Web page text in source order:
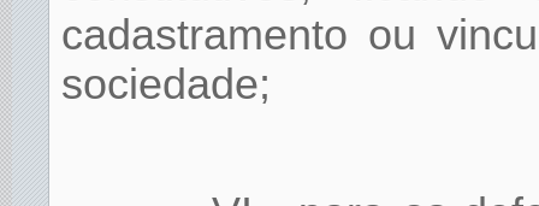
cadastramento ou
sociedade;